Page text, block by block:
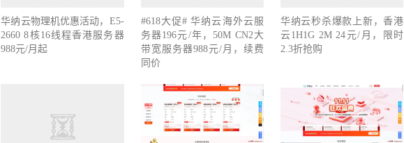
华纳云物理机优惠活动，E5-
2660 8核16线程香港服务器
988元/月起
#618大促# 华纳云海外云服
务器196元/年，50M CN2大
带宽服务器988元/月，续费
同价
华纳云秒杀爆款上新，香港
云1H1G 2M 24元/月，限时
2.3折抢购